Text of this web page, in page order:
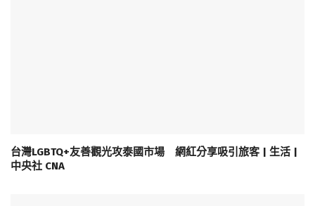
台灣LGBTQ+友善觀光攻泰國市場 網紅分享吸引旅客 | 生活 |
中央社 CNA